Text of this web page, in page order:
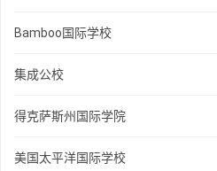
Bamboo国际学校
集成公校
得克萨斯州国际学院
美国太平洋国际学校